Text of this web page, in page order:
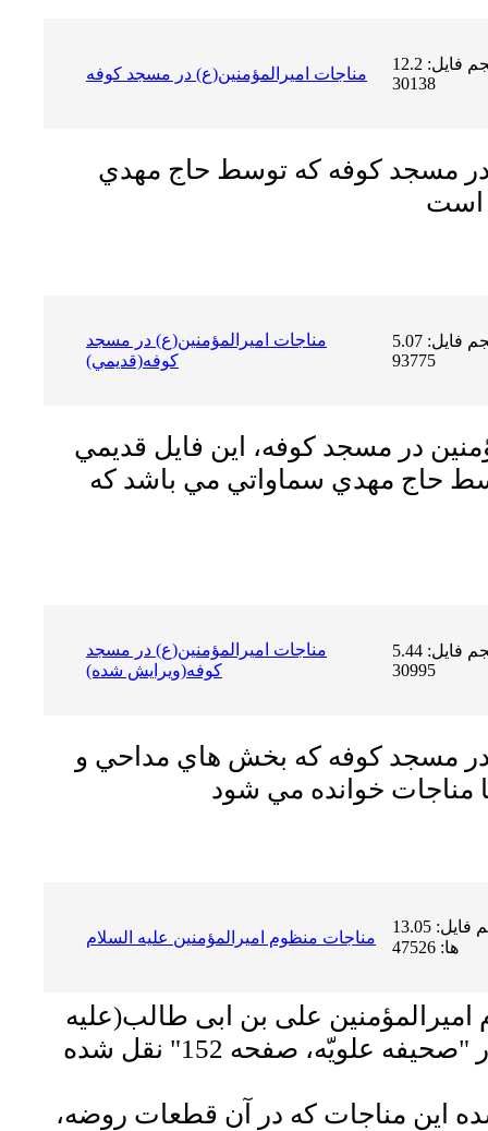
مناجات اميرالمؤمنين(ع) در مسجد كوفه
حجم فایل: 12.2 MB | دریافت ها:
30138
در مسجد كوفه كه توسط حاج مهدي
مناجات اميرالمؤمنين(ع) در مسجد
كوفه(قديمي)
حجم فایل: 5.07 MB | دریافت ها:
93775
در مسجد كوفه، اين فايل قديمي
حاج مهدي سماواتي مي باشد كه
مناجات اميرالمؤمنين(ع) در مسجد
كوفه(ويرايش شده)
حجم فایل: 5.44 MB | دریافت ها:
30995
در مسجد كوفه كه بخش هاي مداحي و
مناجات منظوم اميرالمؤمنين عليه السلام
حجم فایل: 13.05 MB | دریافت
ها: 47526
امیرالمؤمنین على بن ابى طالب(علیه
السلام)؛ این مناجات در "صحیفه علویّه،‌ صفحه 152" نقل شده
اين مناجات كه در آن قطعات روضه،